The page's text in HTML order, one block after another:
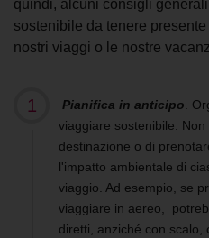
quindi, alcuni consigli
sostenibile da tenere
nostri viaggi o le nostre
Pianifica in anticipo.
viaggiare sostenibile.
destinazione o di
l'impatto ambientale di
viaggio. Ad esempio, se
viaggiare in aereo,
diretti, anziché con scalo,